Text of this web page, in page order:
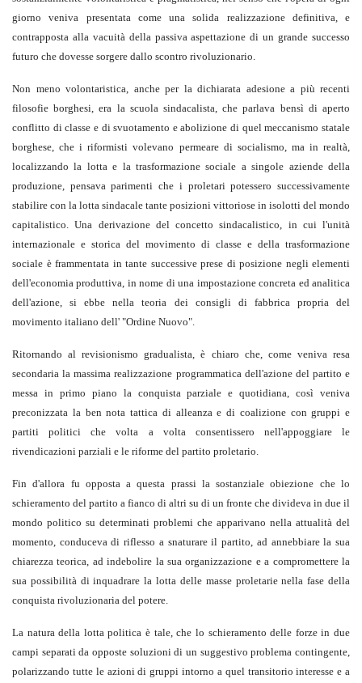
giorno veniva presentata come una solida realizzazione definitiva, e
contrapposta alla vacuità della passiva aspettazione di un grande successo
futuro che dovesse sorgere dallo scontro rivoluzionario.
Non meno volontaristica, anche per la dichiarata adesione a più recenti
filosofie borghesi, era la scuola sindacalista, che parlava bensì di aperto
conflitto di classe e di svuotamento e abolizione di quel meccanismo statale
borghese, che i riformisti volevano permeare di socialismo, ma in realtà,
localizzando la lotta e la trasformazione sociale a singole aziende della
produzione, pensava parimenti che i proletari potessero successivamente
stabilire con la lotta sindacale tante posizioni vittoriose in isolotti del mondo
capitalistico. Una derivazione del concetto sindacalistico, in cui l'unità
internazionale e storica del movimento di classe e della trasformazione
sociale è frammentata in tante successive prese di posizione negli elementi
dell'economia produttiva, in nome di una impostazione concreta ed analitica
dell'azione, si ebbe nella teoria dei consigli di fabbrica propria del
movimento italiano dell' "Ordine Nuovo".
Ritornando al revisionismo gradualista, è chiaro che, come veniva resa
secondaria la massima realizzazione programmatica dell'azione del partito e
messa in primo piano la conquista parziale e quotidiana, così veniva
preconizzata la ben nota tattica di alleanza e di coalizione con gruppi e
partiti politici che volta a volta consentissero nell'appoggiare le
rivendicazioni parziali e le riforme del partito proletario.
Fin d'allora fu opposta a questa prassi la sostanziale obiezione che lo
schieramento del partito a fianco di altri su di un fronte che divideva in due il
mondo politico su determinati problemi che apparivano nella attualità del
momento, conduceva di riflesso a snaturare il partito, ad annebbiare la sua
chiarezza teorica, ad indebolire la sua organizzazione e a compromettere la
sua possibilità di inquadrare la lotta delle masse proletarie nella fase della
conquista rivoluzionaria del potere.
La natura della lotta politica è tale, che lo schieramento delle forze in due
campi separati da opposte soluzioni di un suggestivo problema contingente,
polarizzando tutte le azioni di gruppi intorno a quel transitorio interesse e a